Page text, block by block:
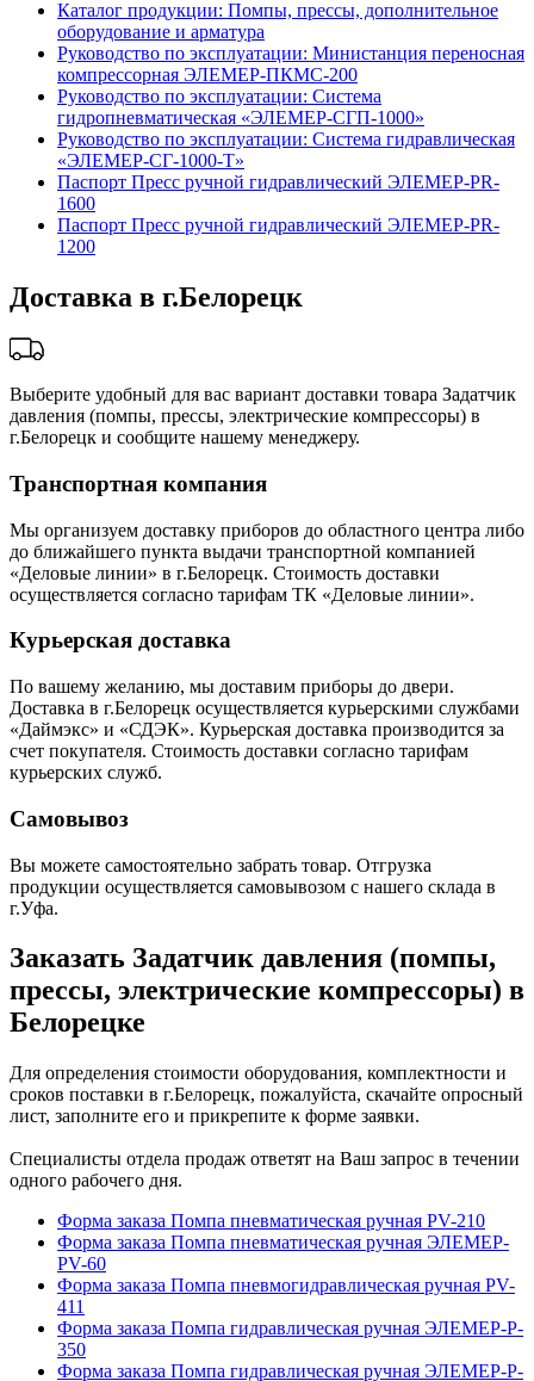
Каталог продукции: Помпы, прессы, дополнительное
оборудование и арматура
Руководство по эксплуатации: Министанция переносная
компрессорная ЭЛЕМЕР-ПКМС-200
Руководство по эксплуатации: Система
гидропневматическая «ЭЛЕМЕР-СГП-1000»
Руководство по эксплуатации: Система гидравлическая
«ЭЛЕМЕР-СГ-1000-Т»
Паспорт Пресс ручной гидравлический ЭЛЕМЕР-PR-
1600
Паспорт Пресс ручной гидравлический ЭЛЕМЕР-PR-
1200
Доставка в г.Белорецк
Выберите удобный для вас вариант доставки товара Задатчик
давления (помпы, прессы, электрические компрессоры) в
г.Белорецк и сообщите нашему менеджеру.
Транспортная компания
Мы организуем доставку приборов до областного центра либо
до ближайшего пункта выдачи транспортной компанией
«Деловые линии» в г.Белорецк. Стоимость доставки
осуществляется согласно тарифам ТК «Деловые линии».
Курьерская доставка
По вашему желанию, мы доставим приборы до двери.
Доставка в г.Белорецк осуществляется курьерскими службами
«Даймэкс» и «СДЭК». Курьерская доставка производится за
счет покупателя. Стоимость доставки согласно тарифам
курьерских служб.
Самовывоз
Вы можете самостоятельно забрать товар. Отгрузка
продукции осуществляется самовывозом с нашего склада в
г.Уфа.
Заказать Задатчик давления (помпы,
прессы, электрические компрессоры) в
Белорецке
Для определения стоимости оборудования, комплектности и
сроков поставки в г.Белорецк, пожалуйста, скачайте опросный
лист, заполните его и прикрепите к форме заявки.
Специалисты отдела продаж ответят на Ваш запрос в течении
одного рабочего дня.
Форма заказа Помпа пневматическая ручная PV-210
Форма заказа Помпа пневматическая ручная ЭЛЕМЕР-
PV-60
Форма заказа Помпа пневмогидравлическая ручная PV-
411
Форма заказа Помпа гидравлическая ручная ЭЛЕМЕР-P-
350
Форма заказа Помпа гидравлическая ручная ЭЛЕМЕР-P-